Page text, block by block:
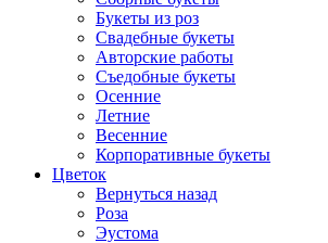
Букеты из роз
Свадебные букеты
Авторские работы
Съедобные букеты
Осенние
Летние
Весенние
Корпоративные букеты
Цветок
Вернуться назад
Роза
Эустома